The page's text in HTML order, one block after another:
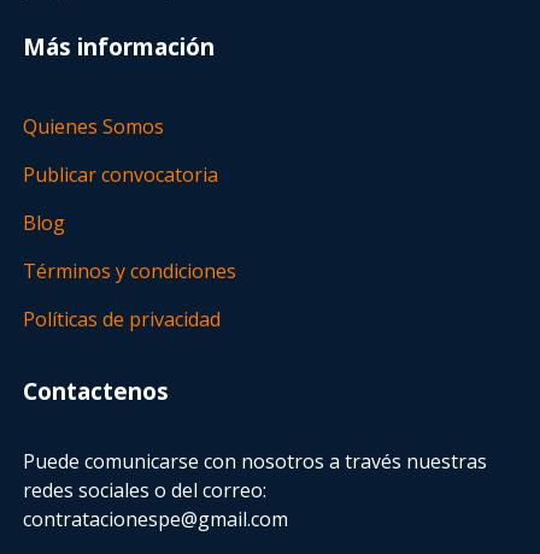
Más información
Quienes Somos
Publicar convocatoria
Blog
Términos y condiciones
Políticas de privacidad
Contactenos
Puede comunicarse con nosotros a través nuestras
redes sociales o del correo:
contratacionespe@gmail.com